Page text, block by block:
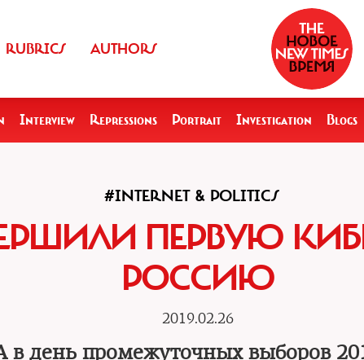
RUBRICS AUTHORS
Interview Repressions Portrait Investigation Blogs
#INTERNET & POLITICS
ПЕРВУЮ
РОССИЮ
2019.02.26
день промежуточных выборов